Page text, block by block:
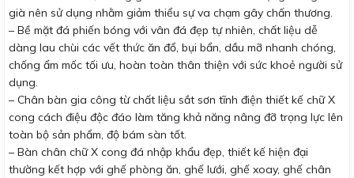
già nên sử dụng nhằm giảm thiểu sự va chạm gây chấn thương.
– Bề mặt đá phiến bóng với vân đá đẹp tự nhiên, chất liệu dễ
dàng lau chùi các vết thức ăn đổ, bụi bẩn, dầu mỡ nhanh chóng,
chống ẩm mốc tối ưu, hoàn toàn thân thiện với sức khoẻ người sử
dụng.
– Chân bàn gia công từ chất liệu sắt sơn tĩnh điện thiết kế chữ X
cong cách điệu độc đáo làm tăng khả năng nâng đỡ trọng lực lên
toàn bộ sản phẩm, độ bám sàn tốt.
– Bàn chân chữ X cong đá nhập khẩu đẹp, thiết kế hiện đại
thường kết hợp với ghế phòng ăn, ghế lưới, ghế xoay, ghế chân